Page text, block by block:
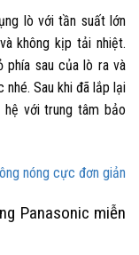
lò với tần suất lớn
không kịp tải nhiệt.
phía sau của lò ra và
Sau khi đã lắp lại
hệ với trung tâm bảo
nóng cực đơn giản
Panasonic miễn